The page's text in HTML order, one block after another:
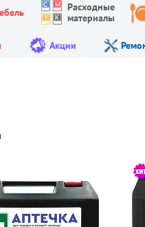
Расходные
материалы
Акции